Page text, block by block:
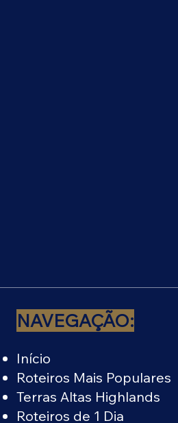
NAVEGAÇÃO:
Início
Roteiros Mais Populares
Terras Altas Highlands
Roteiros de 1 Dia